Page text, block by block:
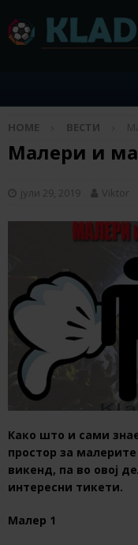
HOME ВЕСТИ
Малери и
јули 29, 2019 Viktor
Како што и сами
простор за
викенд, па во овој
интересни тикети.
Малер 1